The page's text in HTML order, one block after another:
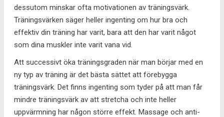
dessutom minskar ofta motivationen av träningsvärk.
Träningsvärken säger heller ingenting om hur bra och
effektiv din träning har varit, bara att den har varit något
som dina muskler inte varit vana vid.
Att successivt öka träningsgraden när man börjar med en
ny typ av träning är det bästa sättet att förebygga
träningsvärk. Det finns ingenting som tyder på att man får
mindre träningsvärk av att stretcha och inte heller
uppvärmning har någon större effekt. Massage och anti-